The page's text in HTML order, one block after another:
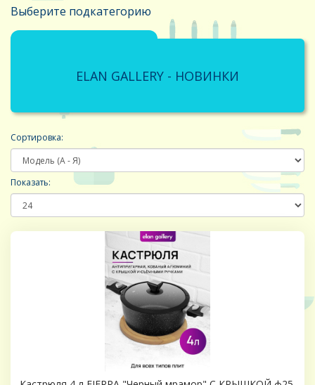
Выберите подкатегорию
ELAN GALLERY - НОВИНКИ
Сортировка:
Показать: